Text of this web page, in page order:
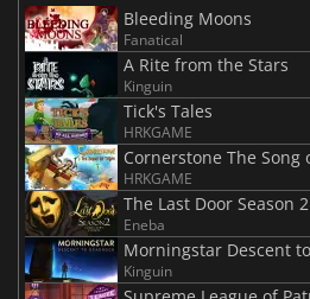
Bleeding Moons
Fanatical
A Rite from the Stars
Kinguin
Tick's Tales
HRKGAME
Cornerstone The Song
HRKGAME
Eneba
Morningstar Descent
Kinguin